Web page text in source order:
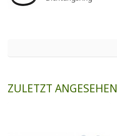
ZULETZT ANGESEHEN